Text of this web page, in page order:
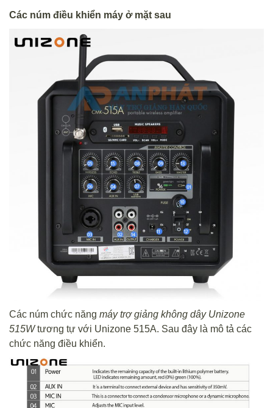
Các núm điều khiển máy ở mặt sau
Các núm chức năng máy trợ giảng không dây Unizone
515Wtương tự với Unizone 515A. Sau đây là mô tả các
chức năng điều khiển.